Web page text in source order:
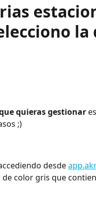
quieras gestionar
;)
desde
color gris que